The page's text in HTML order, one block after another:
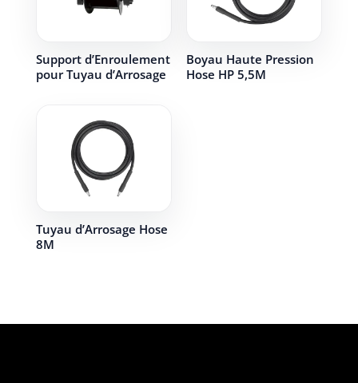
Support d’Enroulement
pour Tuyau d’Arrosage
Boyau Haute Pression
Hose HP 5,5M
Tuyau d’Arrosage Hose
8M